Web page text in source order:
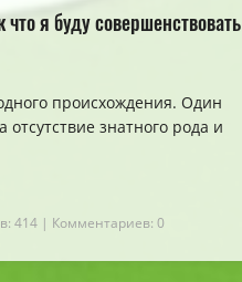
я буду совершенствовать
происхождения. Один
знатного рода и
414 | Комментариев: 0